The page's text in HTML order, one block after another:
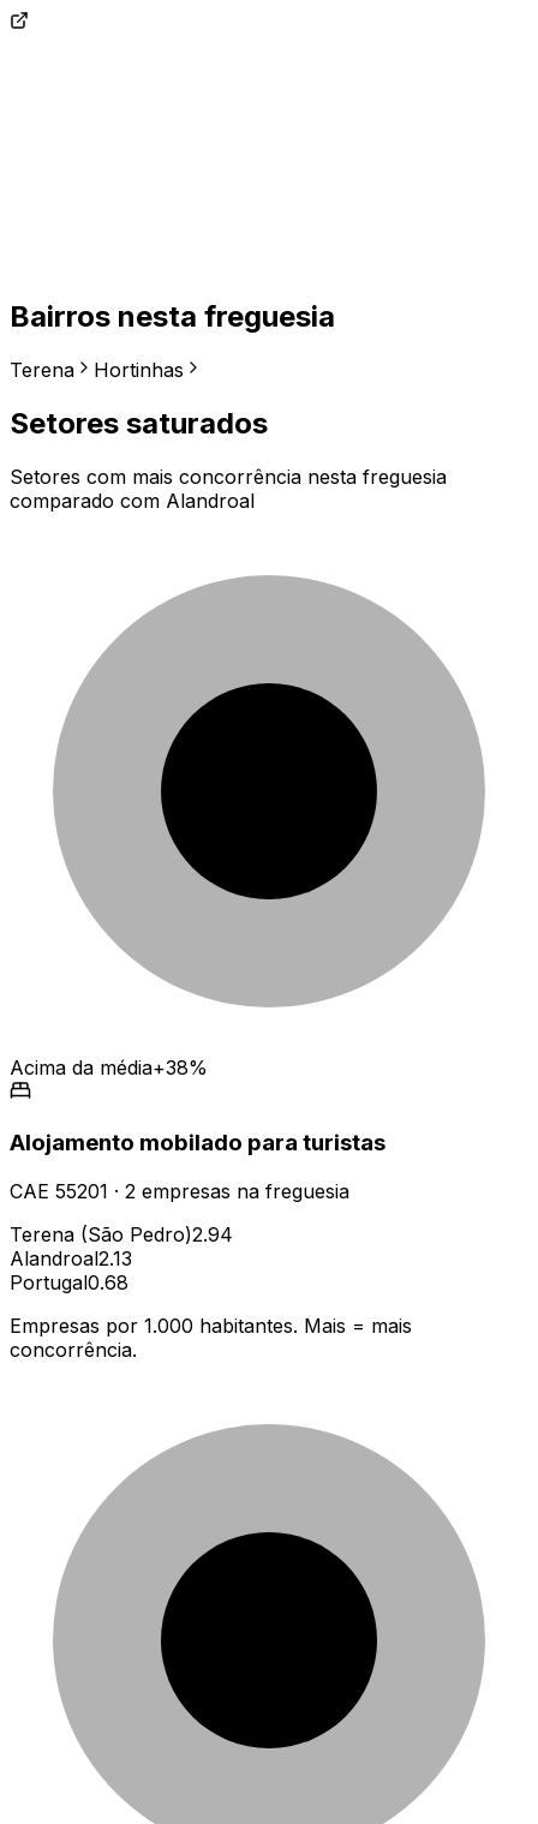
Bairros nesta freguesia
Terena Hortinhas
Setores saturados
Setores com mais concorrência nesta freguesia
comparado com Alandroal
Acima da média+38%
Alojamento mobilado para turistas
CAE 55201 · 2 empresas na freguesia
Terena (São Pedro)2.94
Alandroal2.13
Portugal0.68
Empresas por 1.000 habitantes. Mais = mais
concorrência.